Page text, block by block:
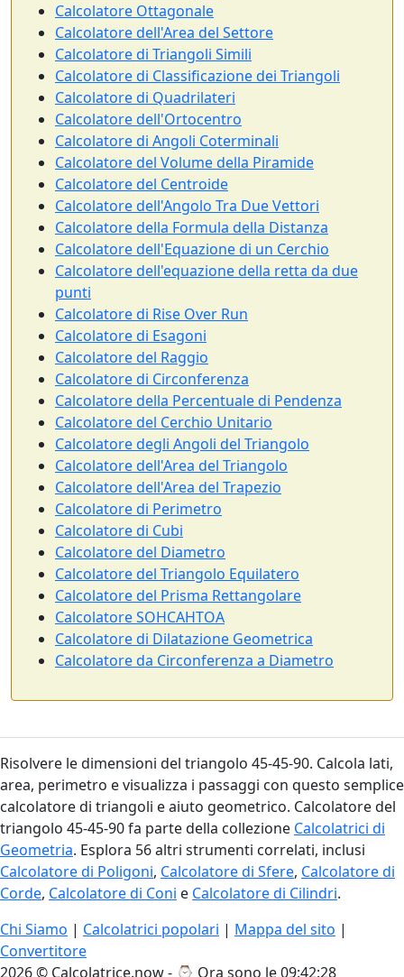
Calcolatore Ottagonale
Calcolatore dell'Area del Settore
Calcolatore di Triangoli Simili
Calcolatore di Classificazione dei Triangoli
Calcolatore di Quadrilateri
Calcolatore dell'Ortocentro
Calcolatore di Angoli Coterminali
Calcolatore del Volume della Piramide
Calcolatore del Centroide
Calcolatore dell'Angolo Tra Due Vettori
Calcolatore della Formula della Distanza
Calcolatore dell'Equazione di un Cerchio
Calcolatore dell'equazione della retta da due
punti
Calcolatore di Rise Over Run
Calcolatore di Esagoni
Calcolatore del Raggio
Calcolatore di Circonferenza
Calcolatore della Percentuale di Pendenza
Calcolatore del Cerchio Unitario
Calcolatore degli Angoli del Triangolo
Calcolatore dell'Area del Triangolo
Calcolatore dell'Area del Trapezio
Calcolatore di Perimetro
Calcolatore di Cubi
Calcolatore del Diametro
Calcolatore del Triangolo Equilatero
Calcolatore del Prisma Rettangolare
Calcolatore SOHCAHTOA
Calcolatore di Dilatazione Geometrica
Calcolatore da Circonferenza a Diametro
Risolvere le dimensioni del triangolo 45-45-90. Calcola lati,
area, perimetro e visualizza i passaggi con questo semplice
calcolatore di triangoli e aiuto geometrico. Calcolatore del
triangolo 45-45-90 fa parte della collezione Calcolatrici di
Geometria. Esplora 56 altri strumenti correlati, inclusi
Calcolatore di Poligoni, Calcolatore di Sfere, Calcolatore di
Corde, Calcolatore di Coni e Calcolatore di Cilindri.
Chi Siamo | Calcolatrici popolari | Mappa del sito |
Convertitore
2026 © Calcolatrice.now - ⌚ Ora sono le 09:42:29